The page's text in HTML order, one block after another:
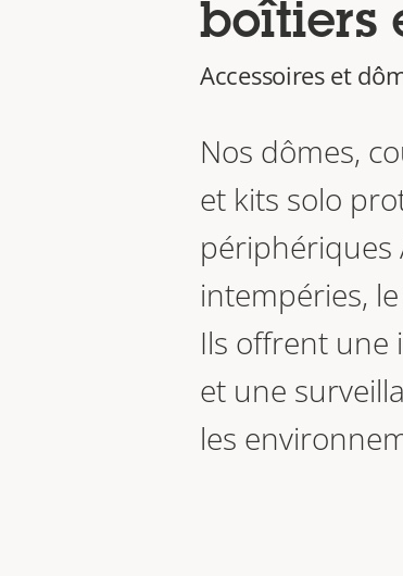
boîtiers
Accessoires et
Nos dômes,
et kits solo
périphériques
intempéries,
Ils offrent une
et une
les